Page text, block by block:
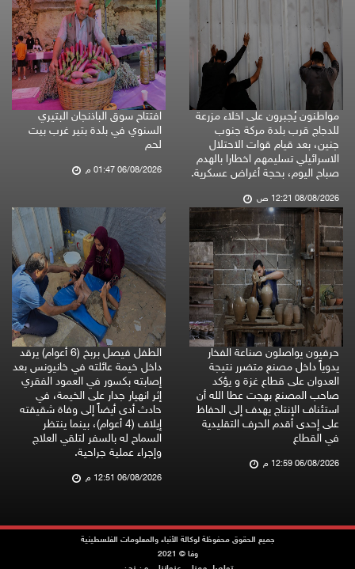
مواطنون يُجبرون على اخلاء مزرعة
للدجاج قرب بلدة مركة جنوب
جنين، بعد قيام قوات الاحتلال
الاسرائيلي تسليمهم اخطارا بالهدم
صباح اليوم، بحجة أغراض عسكرية.
08/08/2026 12:21 ص
افتتاح سوق الباذنجان البتيري
السنوي في بلدة بتير غرب بيت
لحم
06/08/2026 01:47 م
حرفيون يواصلون صناعة الفخار
يدوياً داخل مصنع متضرر نتيجة
العدوان على قطاع غزة و يؤكد
صاحب المصنع بهجت عطا الله أن
استئناف الإنتاج يهدف إلى الحفاظ
على إحدى أقدم الحرف التقليدية
في القطاع
06/08/2026 12:59 م
الطفل فيصل بربخ (6 أعوام) يرقد
داخل خيمة عائلته في خانيونس بعد
إصابته بكسور في العمود الفقري
إثر انهيار جدار على الخيمة، في
حادث أدى أيضاً إلى وفاة شقيقته
إيلاف (4 أعوام)، بينما ينتظر
السماح له بالسفر لتلقي العلاج
وإجراء عملية جراحية.
06/08/2026 12:51 م
جميع الحقوق محفوظة لوكالة الأنباء والمعلومات الفلسطينية
وفا © 2021